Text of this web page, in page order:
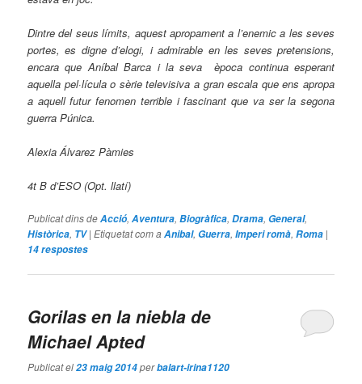
Dintre del seus límits, aquest apropament a l’enemic a les seves
portes, es digne d’elogi, i admirable en les seves pretensions,
encara que Aníbal Barca i la seva època continua esperant
aquella pel·lícula o sèrie televisiva a gran escala que ens apropa
a aquell futur fenomen terrible i fascinant que va ser la segona
guerra Púnica.
Alexia Álvarez Pàmies
4t B d’ESO (Opt. llatí)
Publicat dins deAcció,Aventura,Biogràfica,Drama,General,
Històrica, TV |Etiquetat com aAnibal,Guerra,Imperi romà,Roma |
14respostes
Gorilas en la niebla de
Michael Apted
Publicat el23 maig 2014perbalart-irina1120